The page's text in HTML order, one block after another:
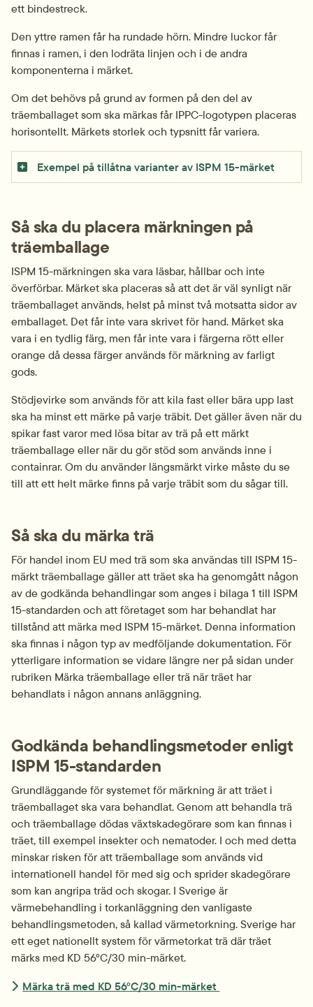
ett bindestreck.
Den yttre ramen får ha rundade hörn. Mindre luckor får
finnas i ramen, i den lodräta linjen och i de andra
komponenterna i märket.
Om det behövs på grund av formen på den del av
träemballaget som ska märkas får IPPC-logotypen placeras
horisontellt. Märkets storlek och typsnitt får variera.
Exempel på tillåtna varianter av ISPM 15-märket
Så ska du placera märkningen på
träemballage
ISPM 15-märkningen ska vara läsbar, hållbar och inte
överförbar. Märket ska placeras så att det är väl synligt när
träemballaget används, helst på minst två motsatta sidor av
emballaget. Det får inte vara skrivet för hand. Märket ska
vara i en tydlig färg, men får inte vara i färgerna rött eller
orange då dessa färger används för märkning av farligt
gods.
Stödjevirke som används för att kila fast eller bära upp last
ska ha minst ett märke på varje träbit. Det gäller även när du
spikar fast varor med lösa bitar av trä på ett märkt
träemballage eller när du gör stöd som används inne i
containrar. Om du använder längsmärkt virke måste du se
till att ett helt märke finns på varje träbit som du sågar till.
Så ska du märka trä
För handel inom EU med trä som ska användas till ISPM 15-
märkt träemballage gäller att träet ska ha genomgått någon
av de godkända behandlingar som anges i bilaga 1 till ISPM
15-standarden och att företaget som har behandlat har
tillstånd att märka med ISPM 15-märket. Denna information
ska finnas i någon typ av medföljande dokumentation. För
ytterligare information se vidare längre ner på sidan under
rubriken Märka träemballage eller trä när träet har
behandlats i någon annans anläggning.
Godkända behandlingsmetoder enligt
ISPM 15-standarden
Grundläggande för systemet för märkning är att träet i
träemballaget ska vara behandlat. Genom att behandla trä
och träemballage dödas växtskadegörare som kan finnas i
träet, till exempel insekter och nematoder. I och med detta
minskar risken för att träemballage som används vid
internationell handel för med sig och sprider skadegörare
som kan angripa träd och skogar. I Sverige är
värmebehandling i torkanläggning den vanligaste
behandlingsmetoden, så kallad värmetorkning. Sverige har
ett eget nationellt system för värmetorkat trä där träet
märks med KD 56°C/30 min-märket.
Märka trä med KD 56°C/30 min-märket